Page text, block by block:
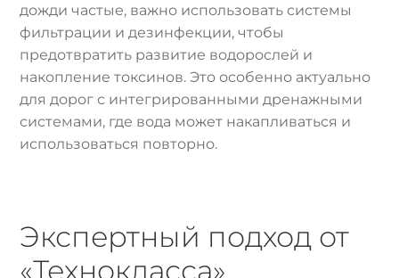
дожди частые, важно использовать системы
фильтрации и дезинфекции, чтобы
предотвратить развитие водорослей и
накопление токсинов. Это особенно актуально
для дорог с интегрированными дренажными
системами, где вода может накапливаться и
использоваться повторно.
Экспертный подход от
«Технокласса»